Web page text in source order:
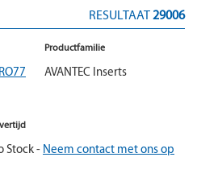
RESULTAAT29006
Productfamilie
AVANTEC Inserts
Stock - Neem contact met ons op